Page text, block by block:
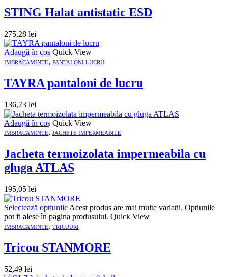
STING Halat antistatic ESD
275,28 lei
Adaugă în coș Quick View
IMBRACAMINTE, PANTALONI LUCRU
TAYRA pantaloni de lucru
136,73 lei
Adaugă în coș Quick View
IMBRACAMINTE, JACHETE IMPERMEABILE
Jacheta termoizolata impermeabila cu
gluga ATLAS
195,05 lei
Selectează opțiunile Acest produs are mai multe variații. Opțiunile
pot fi alese în pagina produsului. Quick View
IMBRACAMINTE, TRICOURI
Tricou STANMORE
52,49 lei